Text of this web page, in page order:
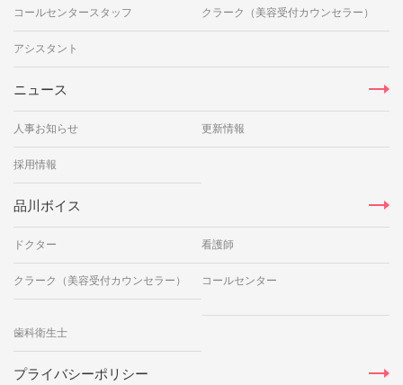
コールセンタースタッフ クラーク（美容受付カウンセラー）
アシスタント
ニュース
人事お知らせ 更新情報
採用情報
品川ボイス
ドクター 看護師
クラーク（美容受付カウンセラー） コールセンター
歯科衛生士
プライバシーポリシー